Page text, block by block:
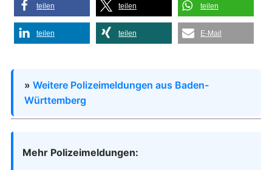
teilen teilen teilen
teilen teilen E-Mail
» Weitere Polizeimeldungen aus Baden-
Württemberg
Mehr Polizeimeldungen: